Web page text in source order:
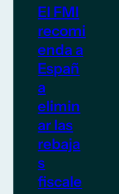
El FMI
recomi
enda a
Españ
a
elimin
ar las
rebaja
s
fiscale